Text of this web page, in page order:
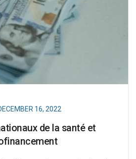
16, 2022
de la santé et